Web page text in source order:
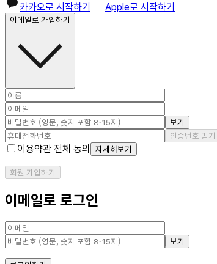
카카오로 시작하기 Apple로 시작하기
이메일로 가입하기
보기
인증번호 받기
이용약관 전체 동의 자세히보기
회원 가입하기
이메일로 로그인
보기